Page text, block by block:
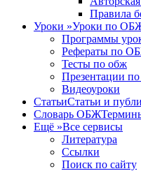
Правила
Уроки »Уроки по
Программы
Рефераты по
Тесты по обж
Презентации
Видеоуроки
СтатьиСтатьи и
Словарь ОБЖ
Ещё »Все сервисы
Литература
Ссылки
Поиск по сайту